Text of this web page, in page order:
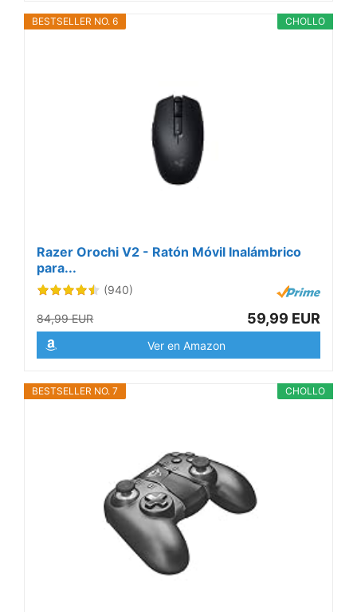
CHOLLO
BESTSELLER NO. 6
Razer Orochi V2 - Ratón Móvil Inalámbrico
para...
(940)
84,99 EUR 59,99 EUR
Ver en Amazon
CHOLLO
BESTSELLER NO. 7